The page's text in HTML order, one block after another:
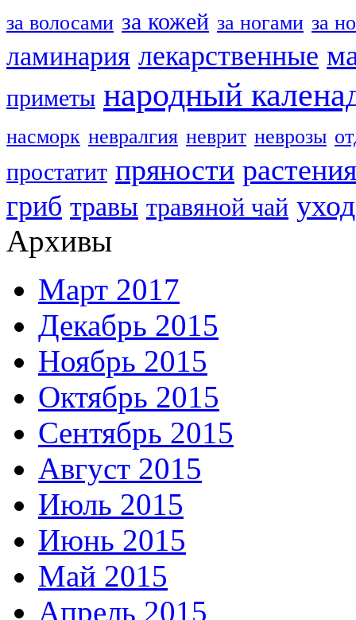
за волосами за кожей за ногами за
ламинария лекарственные
приметы народный
насморк невралгия неврит неврозы
простатит пряности растения
гриб травы травяной чай уход
Архивы
Март 2017
Декабрь 2015
Ноябрь 2015
Октябрь 2015
Сентябрь 2015
Август 2015
Июль 2015
Июнь 2015
Май 2015
Апрель 2015